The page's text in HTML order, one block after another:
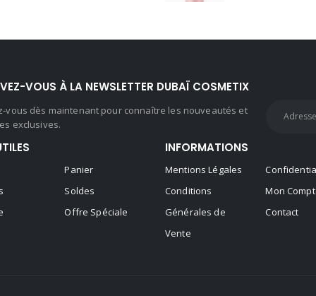
VOUS À LA NEWSLETTER DUBAÏ COSMETIX
vous dès maintenant pour connaître les nouveautés et
exclusives.
Panier
Soldes
Offre Spéciale
INFORMATIONS
Mentions Légales
Conditions
Générales de
Vente
Mon
Contact